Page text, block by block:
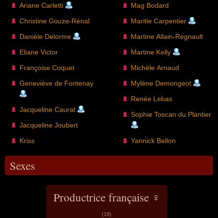
Ariane Carletti
Christine Gouze-Rénal
Danièle Delorme
Eliane Victor
Françoise Coquet
Geneviève de Fontenay
Jacqueline Caurat
Jacqueline Joubert
Kriss
Mag Bodard
Maritie Carpentier
Martine Allain-Regnault
Martine Kelly
Michèle Arnaud
Mylène Demongeot
Renée Lebas
Sophie Toscan du Plantier
Yannick Bellon
Sexes
Productrice française ♀
(18)